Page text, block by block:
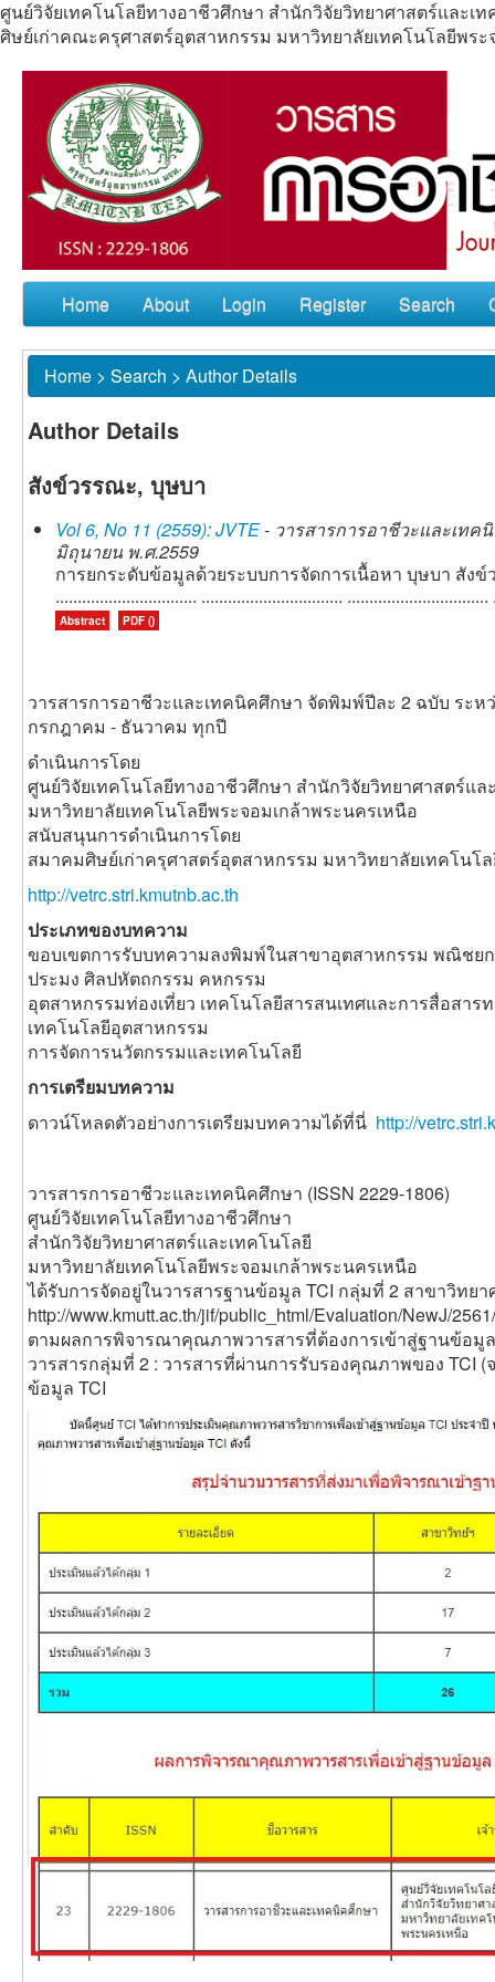
ศูนย์วิจัยเทคโนโลยีทางอาชีวศึกษา สำนักวิจัยวิทยาศาสตร์และ
ศิษย์เก่าคณะครุศาสตร์อุตสาหกรรม มหาวิทยาลัยเทคโนโลยีพระ
Home About Login Register Search
Home > Search > Author Details
Author Details
สังข์วรรณะ, บุษบา
Vol 6, No 11 (2559): JVTE- วารสารการอาชีวะและเท
มิถุนายน พ.ศ.2559
การยกระดับข้อมูลด้วยระบบการจัดการเนื้อหา บุษบา สังข์ว
................................ ................................
Abstract PDF ()
วารสารการอาชีวะและเทคนิคศึกษา จัดพิมพ์ปีละ 2 ฉบับ ระห
กรกฎาคม - ธันวาคม ทุกปี
ดำเนินการโดย
ศูนย์วิจัยเทคโนโลยีทางอาชีวศึกษา สำนักวิจัยวิทยาศาสตร์แล
มหาวิทยาลัยเทคโนโลยีพระจอมเกล้าพระนครเหนือ
สนับสนุนการดำเนินการโดย
สมาคมศิษย์เก่าครุศาสตร์อุตสาหกรรม มหาวิทยาลัยเทคโนโ
http://vetrc.stri.kmutnb.ac.th
ประเภทของบทความ
ขอบเขตการรับบทความลงพิมพ์ในสาขาอุตสาหกรรม พณิชย
ประมง ศิลปหัตถกรรม คหกรรม
อุตสาหกรรมท่องเที่ยว เทคโนโลยีสารสนเทศและการสื่อสา
เทคโนโลยีอุตสาหกรรม
การจัดการนวัตกรรมและเทคโนโลยี
การเตรียมบทความ
ดาวน์โหลดตัวอย่างการเตรียมบทความได้ที่นี่ http://
วารสารการอาชีวะและเทคนิคศึกษา (ISSN 2229-1806)
ศูนย์วิจัยเทคโนโลยีทางอาชีวศึกษา
สำนักวิจัยวิทยาศาสตร์และเทคโนโลยี
มหาวิทยาลัยเทคโนโลยีพระจอมเกล้าพระนครเหนือ
ได้รับการจัดอยู่ในวารสารฐานข้อมูล TCI กลุ่มที่ 2 สาขาวิทย
http://www.kmutt.ac.th/jif/public_html/Evaluation/NewJ/
ตามผลการพิจารณาคุณภาพวารสารที่ต้องการเข้าสู่ฐานข้อมูล
วารสารกลุ่มที่ 2 : วารสารที่ผ่านการรับรองคุณภาพของ TCI
ข้อมูล TCI